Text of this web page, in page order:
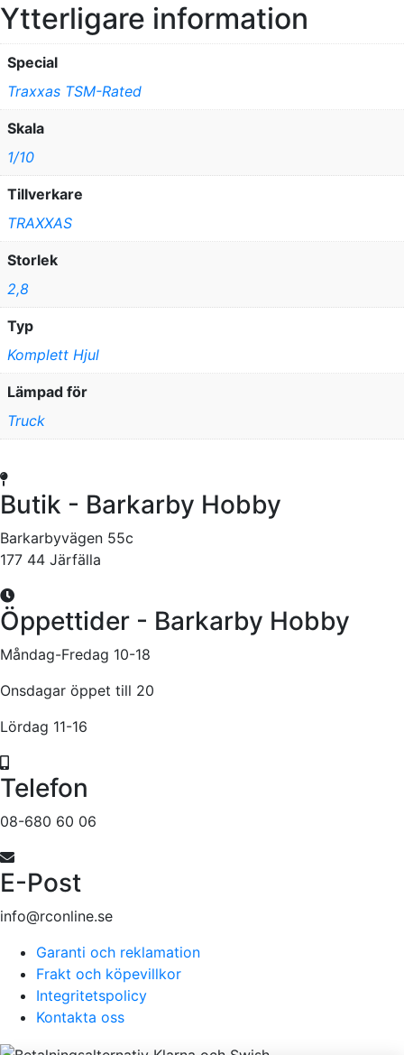
Ytterligare information
Special
Traxxas TSM-Rated
Skala
1/10
Tillverkare
TRAXXAS
Storlek
2,8
Typ
Komplett Hjul
Lämpad för
Truck
Butik - Barkarby Hobby
Barkarbyvägen 55c
177 44 Järfälla
Öppettider - Barkarby Hobby
Måndag-Fredag 10-18
Onsdagar öppet till 20
Lördag 11-16
Telefon
08-680 60 06
E-Post
info@rconline.se
Garanti och reklamation
Frakt och köpevillkor
Integritetspolicy
Kontakta oss